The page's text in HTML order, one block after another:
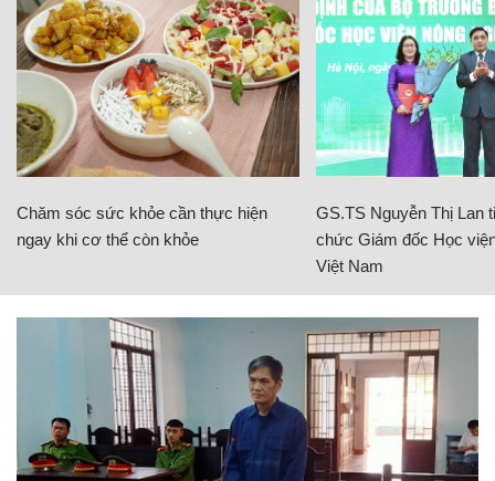
Chăm sóc sức khỏe cần thực hiện
ngay khi cơ thể còn khỏe
GS.TS Nguyễn Thị Lan
chức Giám đốc Học
Việt Nam